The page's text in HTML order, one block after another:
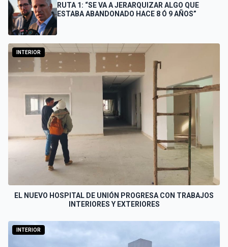
RUTA 1: “SE VA A JERARQUIZAR ALGO QUE
ESTABA ABANDONADO HACE 8 Ó 9 AÑOS”
INTERIOR
EL NUEVO HOSPITAL DE UNIÓN PROGRESA CON TRABAJOS
INTERIORES Y EXTERIORES
INTERIOR